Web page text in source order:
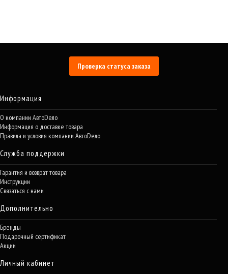
Проверка статуса заказа
Информация
О компании АвтоDело
Информация о доставке товара
Правила и условия компании АвтоDело
Служба поддержки
Гарантия и возврат товара
Инструкции
Связаться с нами
Дополнительно
Бренды
Подарочный сертификат
Акции
Личный кабинет